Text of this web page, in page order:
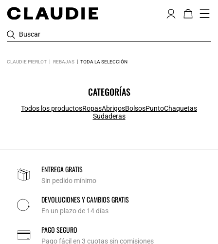
Buscar
CLAUDIE PIERLOT REBAJAS TODA LA SELECCIÓN
CATEGORÍAS
Todos los productosRopasAbrigosBolsosPuntoChaquetas
Sudaderas
ENTREGA GRATIS
Sin pedido mínimo
DEVOLUCIONES Y CAMBIOS GRATIS
En un plazo de 14 días
PAGO SEGURO
Pago fácil en 3 cuotas sin comisiones